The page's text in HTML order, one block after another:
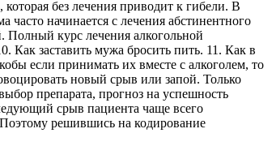
без лечения приводит к гибели. В
начинается с лечения абстинентного
Полный курс лечения алкогольной
Как заставить мужа бросить пить. 11. Как в
если принимать их вместе с алкоголем, то
новый срыв или запой. Только
препарата, прогноз на успешность
срыв пациента чаще всего
решившись на кодирование